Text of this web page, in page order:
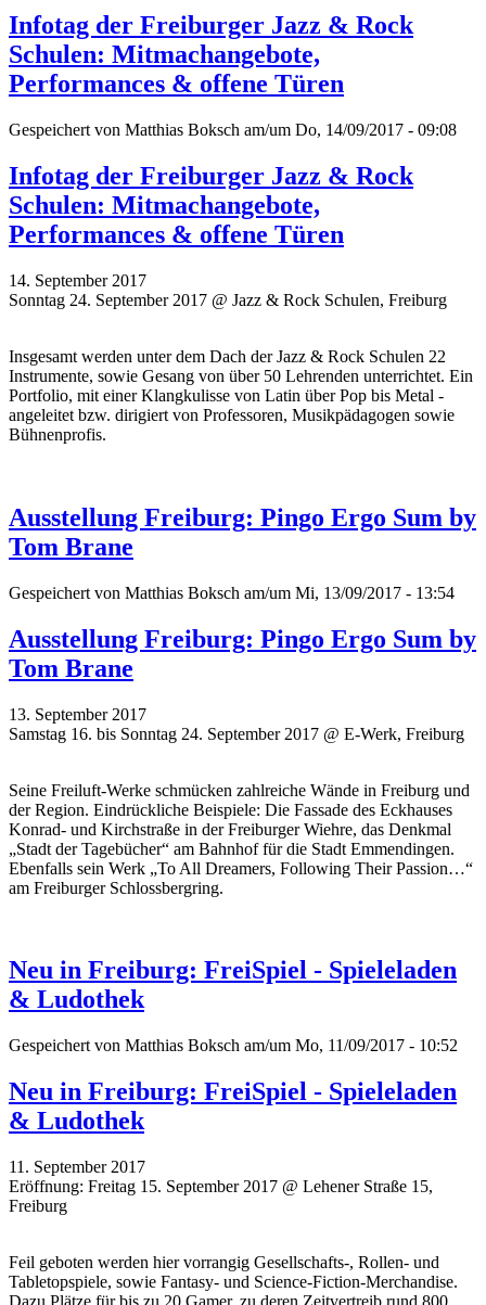
Infotag der Freiburger Jazz & Rock
Schulen: Mitmachangebote,
Performances & offene Türen
Gespeichert von Matthias Boksch am/um Do, 14/09/2017 - 09:08
Infotag der Freiburger Jazz & Rock
Schulen: Mitmachangebote,
Performances & offene Türen
14. September 2017
Sonntag 24. September 2017 @ Jazz & Rock Schulen, Freiburg
Insgesamt werden unter dem Dach der Jazz & Rock Schulen 22
Instrumente, sowie Gesang von über 50 Lehrenden unterrichtet. Ein
Portfolio, mit einer Klangkulisse von Latin über Pop bis Metal -
angeleitet bzw. dirigiert von Professoren, Musikpädagogen sowie
Bühnenprofis.
Ausstellung Freiburg: Pingo Ergo Sum by
Tom Brane
Gespeichert von Matthias Boksch am/um Mi, 13/09/2017 - 13:54
Ausstellung Freiburg: Pingo Ergo Sum by
Tom Brane
13. September 2017
Samstag 16. bis Sonntag 24. September 2017 @ E-Werk, Freiburg
Seine Freiluft-Werke schmücken zahlreiche Wände in Freiburg und
der Region. Eindrückliche Beispiele: Die Fassade des Eckhauses
Konrad- und Kirchstraße in der Freiburger Wiehre, das Denkmal
„Stadt der Tagebücher“ am Bahnhof für die Stadt Emmendingen.
Ebenfalls sein Werk „To All Dreamers, Following Their Passion…“
am Freiburger Schlossbergring.
Neu in Freiburg: FreiSpiel - Spieleladen
& Ludothek
Gespeichert von Matthias Boksch am/um Mo, 11/09/2017 - 10:52
Neu in Freiburg: FreiSpiel - Spieleladen
& Ludothek
11. September 2017
Eröffnung: Freitag 15. September 2017 @ Lehener Straße 15,
Freiburg
Feil geboten werden hier vorrangig Gesellschafts-, Rollen- und
Tabletopspiele, sowie Fantasy- und Science-Fiction-Merchandise.